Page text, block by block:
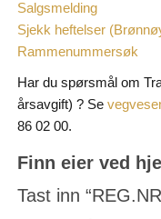
Salgsmelding
Sjekk heftelser
Rammenummersøk
Har du spørsmål om
årsavgift) ? Se
86 02 00.
Finn eier ved
Tast inn